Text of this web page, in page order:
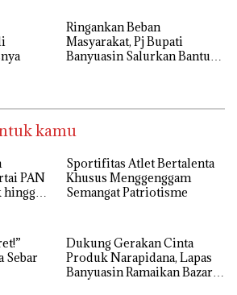
Ringankan Beban
Masyarakat, Pj Bupati
Banyuasin Salurkan Bantuan
kamu
PAN
hingga
Sportifitas Atlet Bertalenta
Khusus Menggenggam
Semangat Patriotisme
Sebar
Dukung Gerakan Cinta
Produk Narapidana, Lapas
Banyuasin Ramaikan Bazar